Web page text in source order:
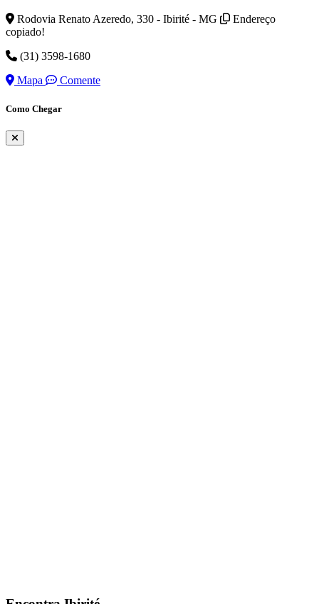
Rodovia Renato Azeredo, 330 - Ibirité - MG
Endereço
copiado!
(31) 3598-1680
Mapa
Comente
Como Chegar